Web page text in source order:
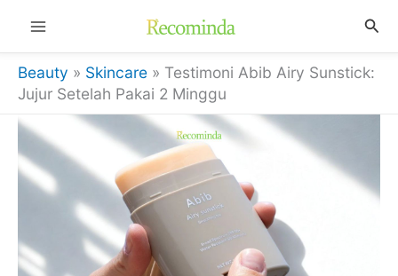
konten
Cari
Beauty » Skincare » Testimoni Abib Airy Sunstick:
Jujur Setelah Pakai 2 Minggu